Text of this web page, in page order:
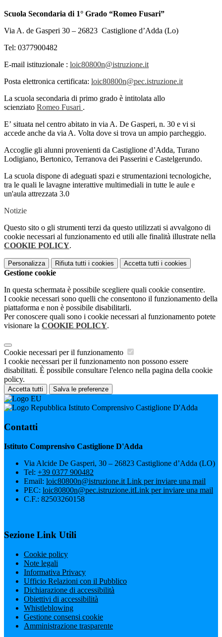
Scuola Secondaria di 1° Grado “Romeo Fusari”
Via A. de Gasperi 30 – 26823 Castiglione d’Adda (Lo)
Tel: 0377900482
E-mail istituzionale : loic80800n@istruzione.it
Posta elettronica certificata: loic80800n@pec.istruzione.it
La scuola secondaria di primo grado è intitolata allo
scienziato Romeo Fusari .
E’ situata nel centro abitato in via A. De Gasperi, n. 30 e vi si
accede anche da via A. Volta dove si trova un ampio parcheggio.
Accoglie gli alunni provenienti da Castiglione d’Adda, Turano
Lodigiano, Bertonico, Terranova dei Passerini e Castelgerundo.
La scuola dispone di adeguati spazi e strumentazioni tecnologiche,
tra le quali le lavagne interattive multimediali in tutte le aule e
un'aula attrezzata 3.0
Notizie
Questo sito o gli strumenti terzi da questo utilizzati si avvalgono di
cookie necessari al funzionamento ed utili alle finalità illustrate nella
COOKIE POLICY.
Personalizza Rifiuta tutti i cookies Accetta tutti i cookies
Gestione cookie
In questa schermata è possibile scegliere quali cookie consentire.
I cookie necessari sono quelli che consentono il funzionamento della
piattaforma e non è possibile disabilitarli.
Per conoscere quali sono i cookie necessari al funzionamento potete
visionare la COOKIE POLICY.
Cookie necessari per il funzionamento
I cookie necessari per il funzionamento non possono essere
disabilitati. È possibile consultare l'elenco nella pagina della cookie
policy.
Accetta tutti Salva le preferenze
Istituto Comprensivo Castiglione D'Adda
Contatti
Istituto Comprensivo Castiglione D'Adda
Via Alcide De Gasperi, 30 – 26823 Castiglione d’Adda (LO)
Tel: +39 0377 900482
Email: loic80800n@istruzione.it Link per inviare una mail
PEC: loic80800n@pec.istruzione.itLink per inviare una mail
C.F.: 82503260158
Sezione Link Utili
Cookie policy
Note legali
Informativa Privacy
Ufficio Relazioni con il Pubblico
Dichiarazione di accessibilità
Obiettivi di accessibilità
Whistleblowing
Gestione consensi cookie
Amministrazione trasparente